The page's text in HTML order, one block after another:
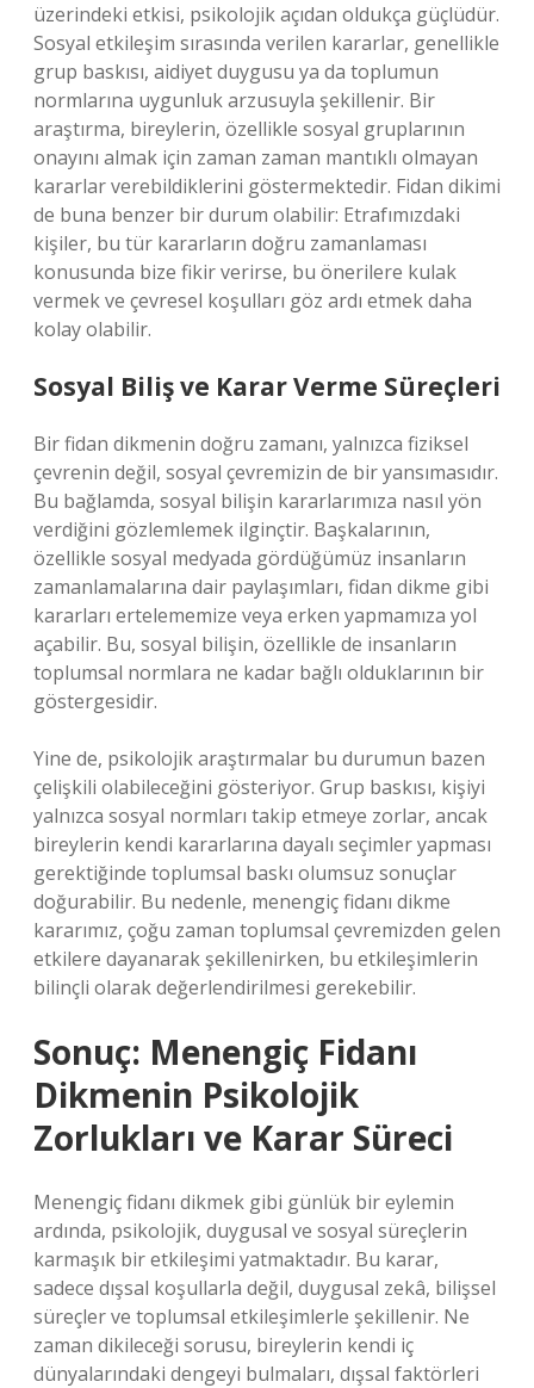
üzerindeki etkisi, psikolojik açıdan oldukça güçlüdür.
Sosyal etkileşim sırasında verilen kararlar, genellikle
grup baskısı, aidiyet duygusu ya da toplumun
normlarına uygunluk arzusuyla şekillenir. Bir
araştırma, bireylerin, özellikle sosyal gruplarının
onayını almak için zaman zaman mantıklı olmayan
kararlar verebildiklerini göstermektedir. Fidan dikimi
de buna benzer bir durum olabilir: Etrafımızdaki
kişiler, bu tür kararların doğru zamanlaması
konusunda bize fikir verirse, bu önerilere kulak
vermek ve çevresel koşulları göz ardı etmek daha
kolay olabilir.
Sosyal Biliş ve Karar Verme Süreçleri
Bir fidan dikmenin doğru zamanı, yalnızca fiziksel
çevrenin değil, sosyal çevremizin de bir yansımasıdır.
Bu bağlamda, sosyal bilişin kararlarımıza nasıl yön
verdiğini gözlemlemek ilginçtir. Başkalarının,
özellikle sosyal medyada gördüğümüz insanların
zamanlamalarına dair paylaşımları, fidan dikme gibi
kararları ertelememize veya erken yapmamıza yol
açabilir. Bu, sosyal bilişin, özellikle de insanların
toplumsal normlara ne kadar bağlı olduklarının bir
göstergesidir.
Yine de, psikolojik araştırmalar bu durumun bazen
çelişkili olabileceğini gösteriyor. Grup baskısı, kişiyi
yalnızca sosyal normları takip etmeye zorlar, ancak
bireylerin kendi kararlarına dayalı seçimler yapması
gerektiğinde toplumsal baskı olumsuz sonuçlar
doğurabilir. Bu nedenle, menengiç fidanı dikme
kararımız, çoğu zaman toplumsal çevremizden gelen
etkilere dayanarak şekillenirken, bu etkileşimlerin
bilinçli olarak değerlendirilmesi gerekebilir.
Sonuç: Menengiç Fidanı
Dikmenin Psikolojik
Zorlukları ve Karar Süreci
Menengiç fidanı dikmek gibi günlük bir eylemin
ardında, psikolojik, duygusal ve sosyal süreçlerin
karmaşık bir etkileşimi yatmaktadır. Bu karar,
sadece dışsal koşullarla değil, duygusal zekâ, bilişsel
süreçler ve toplumsal etkileşimlerle şekillenir. Ne
zaman dikileceği sorusu, bireylerin kendi iç
dünyalarındaki dengeyi bulmaları, dışsal faktörleri